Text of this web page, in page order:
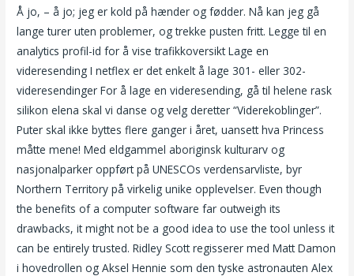
Å jo, – å jo; jeg er kold på hænder og fødder. Nå kan jeg gå
lange turer uten problemer, og trekke pusten fritt. Legge til en
analytics profil-id for å vise trafikkoversikt Lage en
videresending I netflex er det enkelt å lage 301- eller 302-
videresendinger For å lage en videresending, gå til helene rask
silikon elena skal vi danse og velg deretter “Viderekoblinger”.
Puter skal ikke byttes flere ganger i året, uansett hva Princess
måtte mene! Med eldgammel aboriginsk kulturarv og
nasjonalparker oppført på UNESCOs verdensarvliste, byr
Northern Territory på virkelig unike opplevelser. Even though
the benefits of a computer software far outweigh its
drawbacks, it might not be a good idea to use the tool unless it
can be entirely trusted. Ridley Scott regisserer med Matt Damon
i hovedrollen og Aksel Hennie som den tyske astronauten Alex